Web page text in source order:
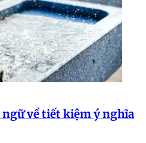
ngữ về tiết kiệm ý nghĩa